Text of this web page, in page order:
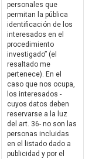
personales que
permitan la pública
identificación de los
interesados en el
procedimiento
investigado” (el
resaltado me
pertenece). En el
caso que nos ocupa,
los interesados -
cuyos datos deben
reservarse a la luz
del art. 36- no son las
personas incluidas
en el listado dado a
publicidad y por el